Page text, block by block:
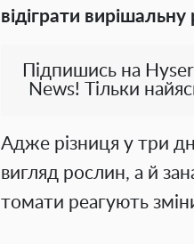
відіграти вирішальну
Підпишись на
News! Тільки
Адже різниця у три
вигляд рослин, а й
томати реагують